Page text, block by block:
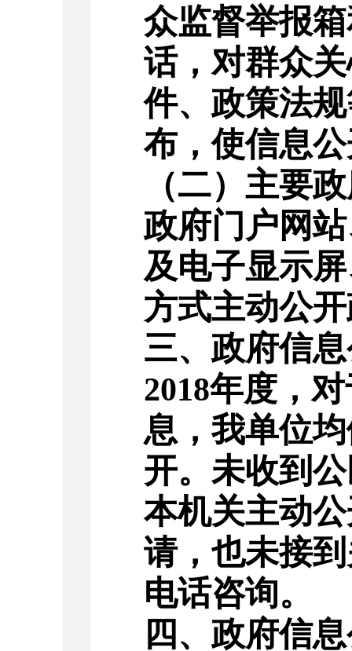
众监督举报
话，对群众
件、政策法
布，使信息
（二）主要
政府门户网
及电子显示
方式主动公
三、政府信
2018年度，
息，我单位
开。未收到
本机关主动
请，也未接
电话咨询。
四、政府信